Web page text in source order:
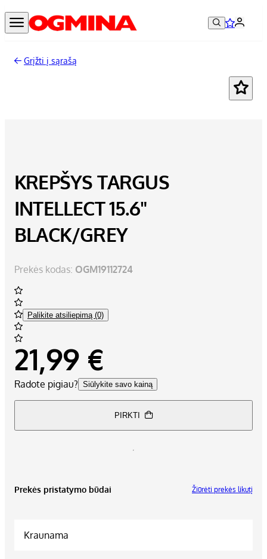
Grįžti į sąrašą
KREPŠYS TARGUS
INTELLECT 15.6"
BLACK/GREY
Prekės kodas: OGM19112724
Palikite atsiliepimą (0)
21,99 €
Radote pigiau? Siūlykite savo kainą
PIRKTI
Prekės pristatymo būdai Žiūrėti prekės likutį
Kraunama